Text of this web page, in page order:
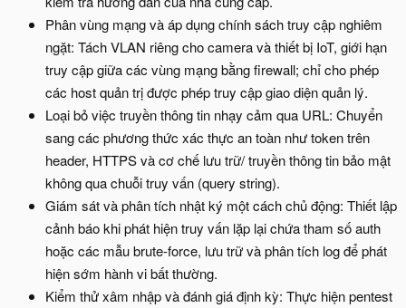
Phân vùng mạng và áp dụng chính sách truy cập nghiêm
ngặt: Tách VLAN riêng cho camera và thiết bị IoT, giới hạn
truy cập giữa các vùng mạng bằng firewall; chỉ cho phép
các host quản trị được phép truy cập giao diện quản lý.
Loại bỏ việc truyền thông tin nhạy cảm qua URL: Chuyển
sang các phương thức xác thực an toàn như token trên
header, HTTPS và cơ chế lưu trữ/ truyền thông tin bảo mật
không qua chuỗi truy vấn (query string).
Giám sát và phân tích nhật ký một cách chủ động: Thiết lập
cảnh báo khi phát hiện truy vấn lặp lại chứa tham số auth
hoặc các mẫu brute-force, lưu trữ và phân tích log để phát
hiện sớm hành vi bất thường.
Kiểm thử xâm nhập và đánh giá định kỳ: Thực hiện pentest